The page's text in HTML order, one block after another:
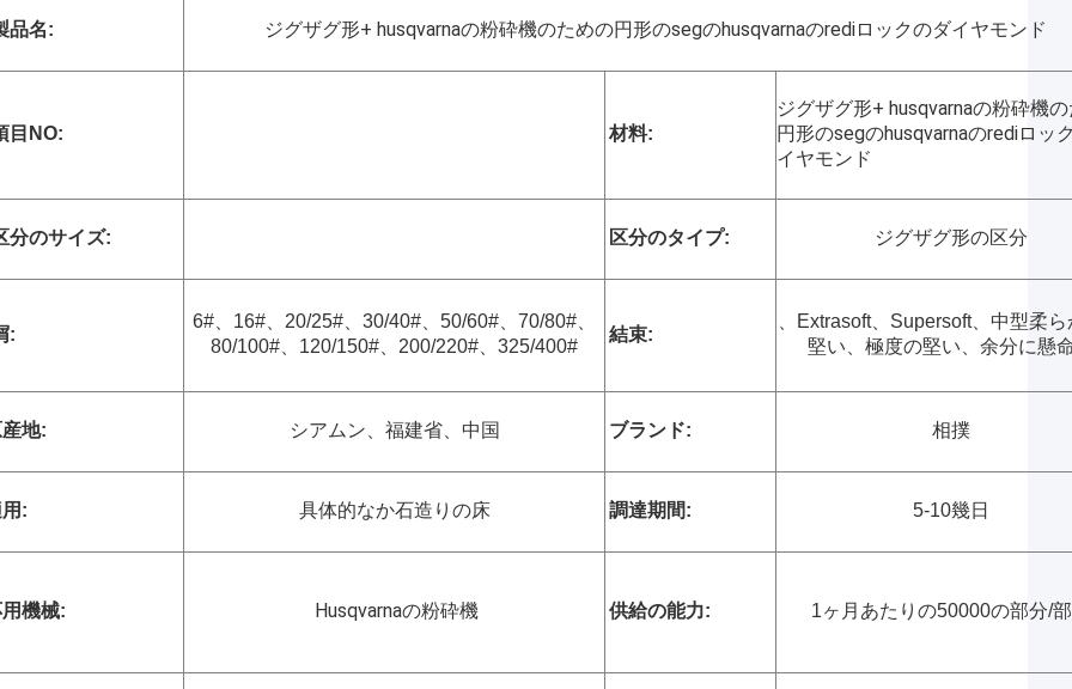
品名: ジグザグ形+ husqvarnaの粉砕機のための円形のsegのhusqvarnaのrediロックのダイヤモンド
目NO: 材料:
ジグザグ形+ husqvarnaの粉砕機
円形のsegのhusqvarnaのrediロッ
イヤモンド
分のサイズ: 区分のタイプ: ジグザグ形の区分
:
6#、16#、20/25#、30/40#、50/60#、70/80#、
80/100#、120/150#、200/220#、325/400#
結束:
、Extrasoft、Supersoft、中型柔
堅い、極度の堅い、余分に懸
地: シアムン、福建省、中国 ブランド: 相撲
: 具体的なか石造りの床 調達期間: 5-10幾日
機械: Husqvarnaの粉砕機 供給の能力: 1ヶ月あたりの50000の部分/